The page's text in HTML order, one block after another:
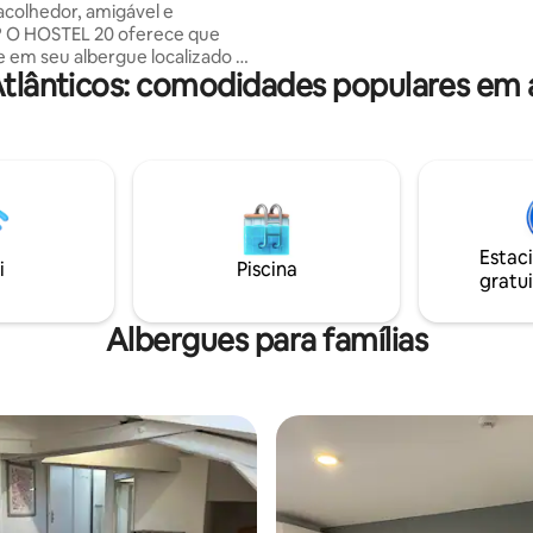
amigável e
HOSTEL 20 oferece que
seu albergue localizado no
de St-Esprit em
ALBERGUE 20 Bayonne
comodidades populares em
Piscina
Albergues para famílias